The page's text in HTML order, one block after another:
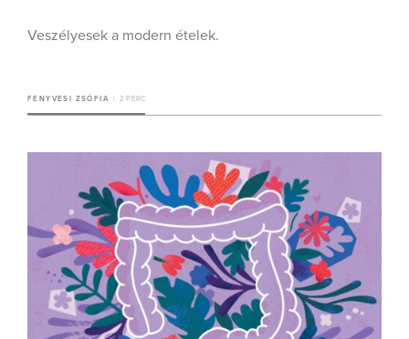
Veszélyesek a modern ételek.
FENYVESI ZSÓFIA 2 PERC